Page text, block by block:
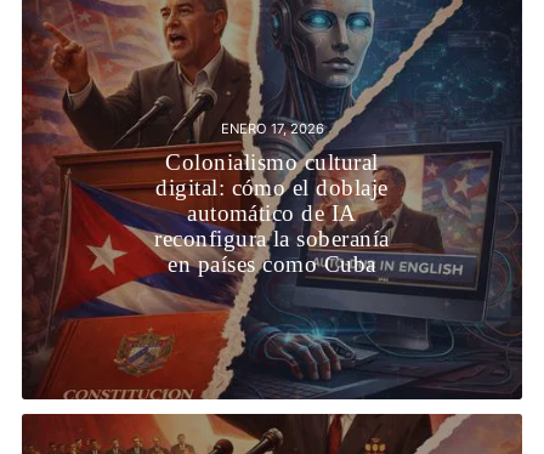
ENERO 17, 2026
Colonialismo cultural
digital: cómo el doblaje
automático de IA
reconfigura la soberanía
en países como Cuba